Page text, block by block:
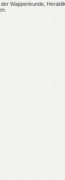
Wappenkunde,